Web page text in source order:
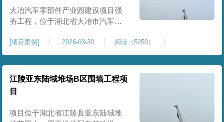
弱。新能源产业园厂房及配套设施
对
大冶汽车零部件产业园建设项目强
夯工程，位于湖北省大冶市汽车零
业厂房、生产车间及配套附属设施
建设的前置基础性地基处理工程。
项目场地为园区新建工业建设用
地，原始场地土层松散、土质均匀
性较差、土体固结度不足，天然地
基承载力偏低。汽车零部件生产厂
房对地基平整度、整体刚度、沉降
控
[项目案例] 2026-03-30 阅读（5250）
江陵亚东陆域堆场B区围墙工程项
目
项目位于湖北省江陵县亚东陆域堆